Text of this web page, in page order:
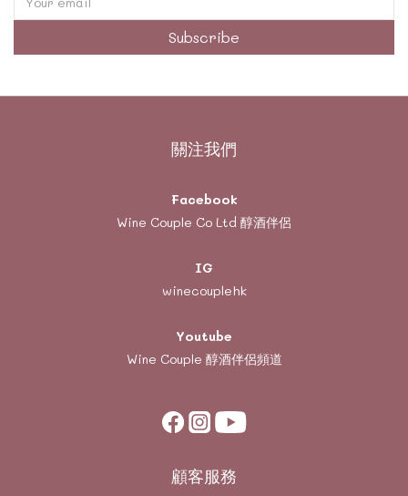
Subscribe
關注我們
Facebook
Wine Couple Co Ltd 醇酒伴侶
IG
winecouplehk
Youtube
Wine Couple 醇酒伴侶頻道
顧客服務